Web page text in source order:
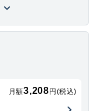
月額3,208 円(税込)